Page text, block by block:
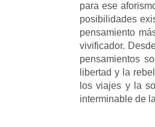
para ese
posibilidades
pensamiento
vivificador.
pensamientos
libertad y la
los viajes y la
interminable de